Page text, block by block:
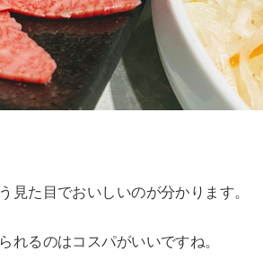
見た目でおいしいのが分かります。
れるのはコスパがいいですね。